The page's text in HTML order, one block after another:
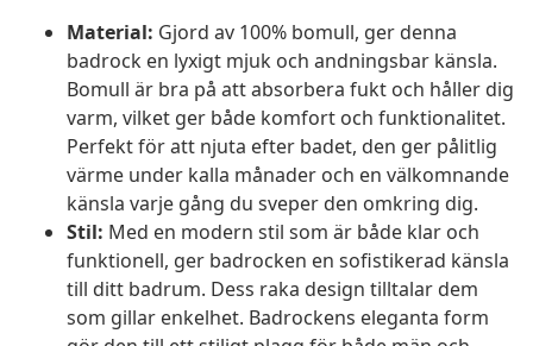
Material: Gjord av 100% bomull, ger denna
badrock en lyxigt mjuk och andningsbar känsla.
Bomull är bra på att absorbera fukt och håller dig
varm, vilket ger både komfort och funktionalitet.
Perfekt för att njuta efter badet, den ger pålitlig
värme under kalla månader och en välkomnande
känsla varje gång du sveper den omkring dig.
Stil: Med en modern stil som är både klar och
funktionell, ger badrocken en sofistikerad känsla
till ditt badrum. Dess raka design tilltalar dem
som gillar enkelhet. Badrockens eleganta form